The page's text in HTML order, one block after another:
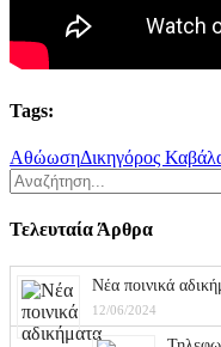
Tags:
ΑθώωσηΔικηγόρος
Τελευταία Άρθρα
Νέα ποινικά
12/06/2024